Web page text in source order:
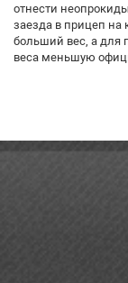
отнести
заезда в прицеп на
больший вес, а для
веса меньшую